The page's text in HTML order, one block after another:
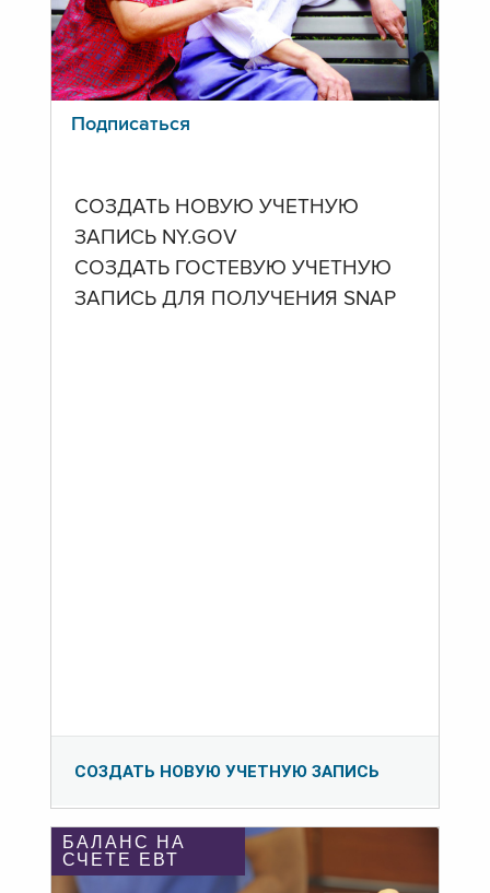
Подписаться
СОЗДАТЬ НОВУЮ УЧЕТНУЮ
ЗАПИСЬ NY.GOV
СОЗДАТЬ ГОСТЕВУЮ УЧЕТНУЮ
ЗАПИСЬ ДЛЯ ПОЛУЧЕНИЯ SNAP
СОЗДАТЬ НОВУЮ УЧЕТНУЮ ЗАПИСЬ
БАЛАНС НА
СЧЕТЕ ЕВТ